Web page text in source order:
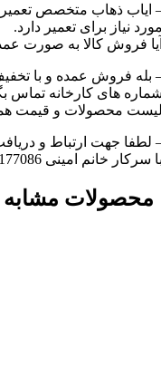
ایاب ذهاب متخصص
نیاز برای تعمیر دارد.
فروش کالا به صورت
بله فروش عمده و با
های کارخانه تماس
محصولات و قیمت
لطفا جهت ارتباط و
سرکار خانم امینی 09372177086 در ارتباط باشید.
محصولات مشابه